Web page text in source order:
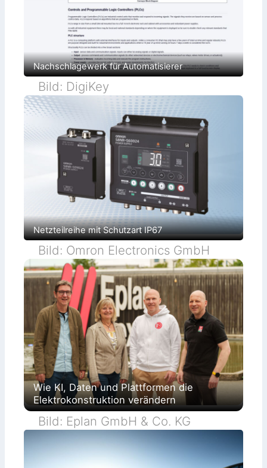
Nachschlagewerk für Automatisierer
Bild: DigiKey
Netzteilreihe mit Schutzart IP67
Bild: Omron Electronics GmbH
Wie KI, Daten und Plattformen die
Elektrokonstruktion verändern
Bild: Eplan GmbH & Co. KG